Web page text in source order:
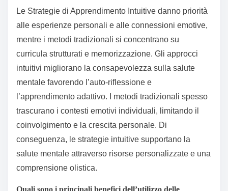
Le Strategie di Apprendimento Intuitive danno priorità
alle esperienze personali e alle connessioni emotive,
mentre i metodi tradizionali si concentrano su
curricula strutturati e memorizzazione. Gli approcci
intuitivi migliorano la consapevolezza sulla salute
mentale favorendo l’auto-riflessione e
l’apprendimento adattivo. I metodi tradizionali spesso
trascurano i contesti emotivi individuali, limitando il
coinvolgimento e la crescita personale. Di
conseguenza, le strategie intuitive supportano la
salute mentale attraverso risorse personalizzate e una
comprensione olistica.
Quali sono i principali benefici dell’utilizzo delle